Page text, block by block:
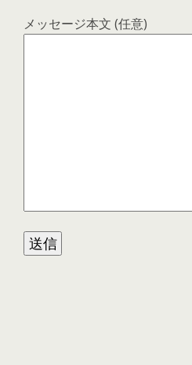
メッセージ本文 (任意)